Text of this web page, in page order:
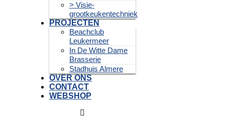
> Visie-
grootkeukentechniek
PROJECTEN
Beachclub
Leukermeer
In De Witte Dame
Brasserie
Stadhuis Almere
OVER ONS
CONTACT
WEBSHOP